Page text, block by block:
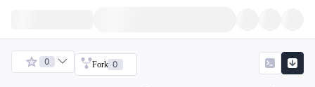
0 Fork 0